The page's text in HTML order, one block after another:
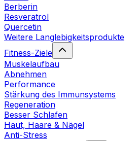
Berberin
Resveratrol
Quercetin
Weitere Langlebigkeitsprodukte
Fitness-Ziele
Muskelaufbau
Abnehmen
Performance
Stärkung des Immunsystems
Regeneration
Besser Schlafen
Haut, Haare & Nägel
Anti-Stress